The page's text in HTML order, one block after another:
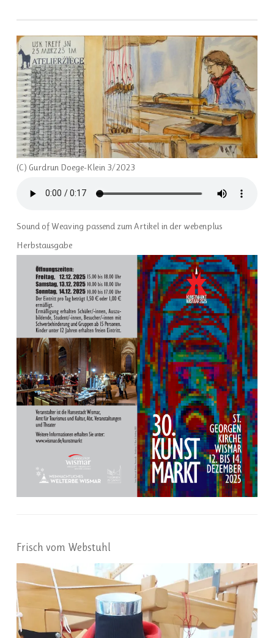
(C) Gurdrun Doege-Klein 3/2023
Sound of Weaving passend zum Artikel in der webenplus
Herbstausgabe
Frisch vom Webstuhl